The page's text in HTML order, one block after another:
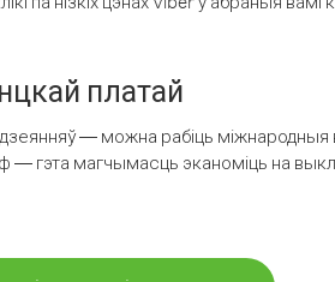
платай
— можна рабіць міжнародныя
— гэта магчымасць эканоміць на